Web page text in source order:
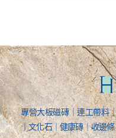
專營大板磁磚｜連工帶料
｜文化石｜健康磚｜收邊